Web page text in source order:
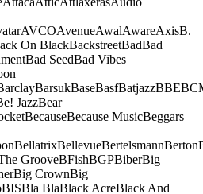
AVCOAvenueAwalAwareAxisB.
On BlackBackstreetBadBad
Bad SeedBad Vibes
BarsukBaseBasfBatjazzBBE
JazzBear
BecauseBecause MusicBeggars
BellatrixBellevueBertelsmannBerton
GrooveBFishBGPBiberBig
Big CrownBig
BISBla BlaBlack AcreBlack And